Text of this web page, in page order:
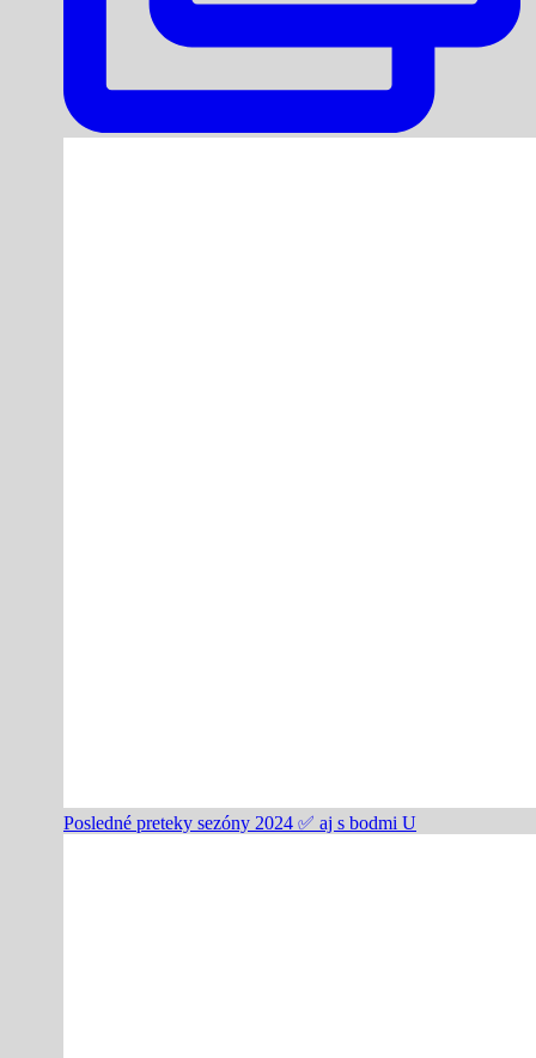
Posledné preteky sezóny 2024 ✅️ aj s bodmi U